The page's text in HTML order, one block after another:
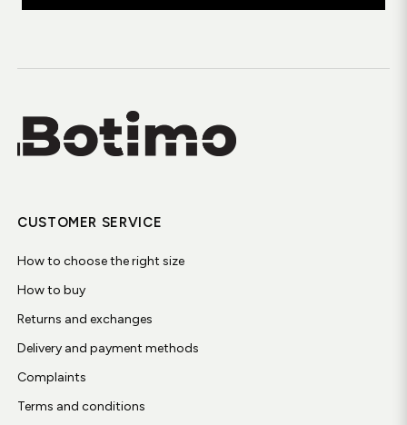
CUSTOMER SERVICE
How to choose the right size
How to buy
Returns and exchanges
Delivery and payment methods
Complaints
Terms and conditions